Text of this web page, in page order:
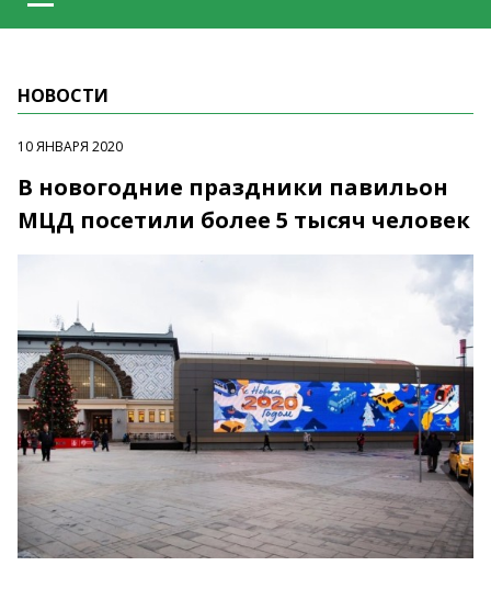
НОВОСТИ
10 ЯНВАРЯ 2020
В новогодние праздники павильон
МЦД посетили более 5 тысяч человек